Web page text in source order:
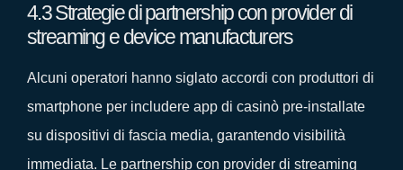
4.3 Strategie di partnership con provider di
streaming e device manufacturers
Alcuni operatori hanno siglato accordi con produttori di
smartphone per includere app di casinò pre‑installate
su dispositivi di fascia media, garantendo visibilità
immediata. Le partnership con provider di streaming